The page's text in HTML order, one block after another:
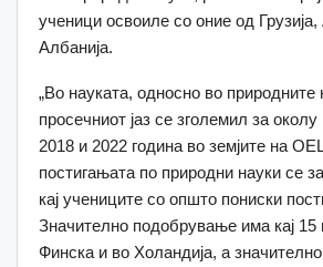
ученици освоиле со оние од Грузија,
Албанија.
„Во науката, односно во природните
просечниот јаз се зголемил за
2018 и 2022 година во земјите на
постигањата по природни науки се
кај учениците со општо пониски
Значително подобрување има кај 15
Финска и во Холандија, а